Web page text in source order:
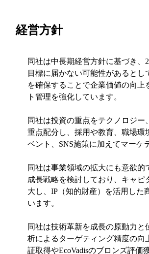
経営方針
同社は中長期経営方針に基づき
目標に届かない可能性があると
を確保することで企業価値の向
ト管理を強化しています。
同社は投資の重点をテクノロジ
重点配分し、採用や教育、職場環
ベント、SNS施策に加えてマーケ
同社は事業領域の拡大にも意欲
成長戦略を検討しており、キャ
大し、IP（知的財産）を活用した
います。
同社は技術革新を成長の原動力
析によるターゲティング精度の
証取得やEcoVadisのブロンズ評